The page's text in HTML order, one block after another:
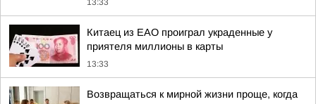
13:33
Китаец из ЕАО проиграл украденные у
приятеля миллионы в карты
13:33
Возвращаться к мирной жизни проще, когда